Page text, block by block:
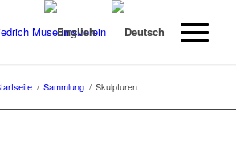
/ Sammlung / Skulpturen